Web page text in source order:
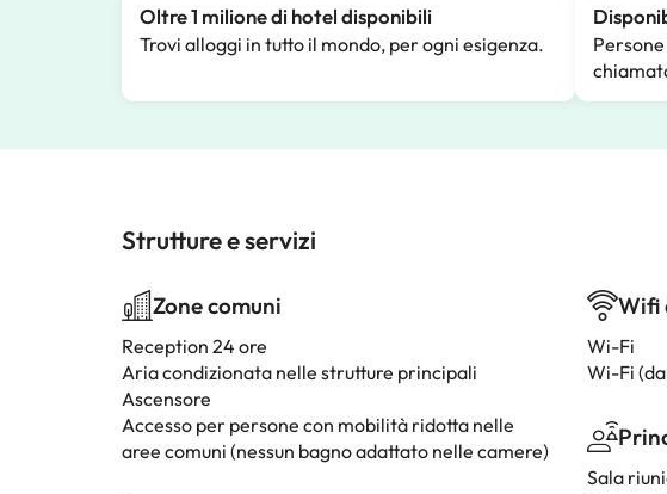
Oltre 1 milione di hotel disponibili
Trovi alloggi in tutto il mondo, per ogni esigenza.
Strutture e servizi
Zone comuni
Reception 24 ore
Aria condizionata nelle strutture principali
Ascensore
Accesso per persone con mobilità ridotta nelle
aree comuni (nessun bagno adattato nelle camere)
Wifi
Wi-Fi
Wi-Fi
Sala